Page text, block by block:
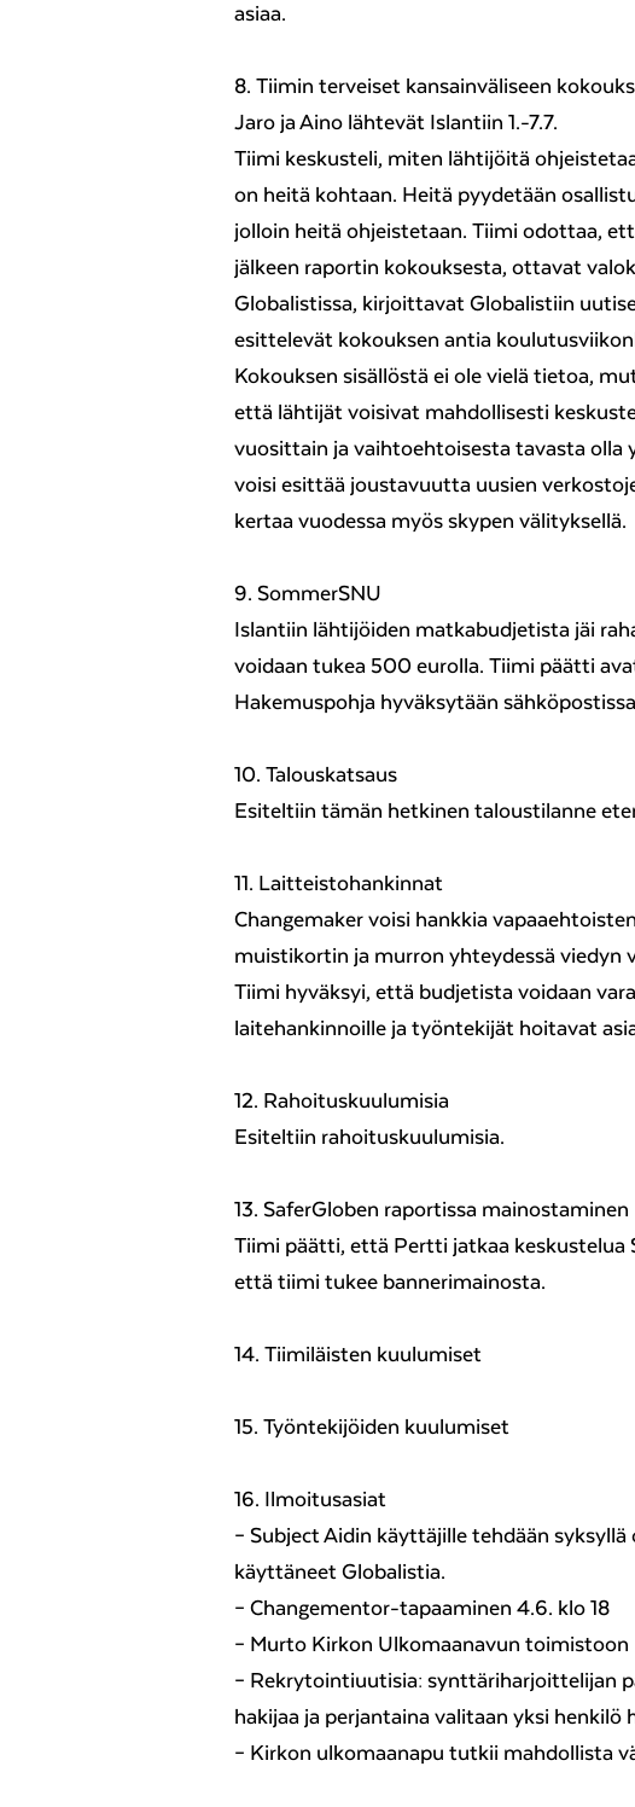
asiaa.
8. Tiimin terveiset kansainväliseen
Jaro ja Aino lähtevät Islantiin 1.-7.7.
Tiimi keskusteli, miten lähtijöitä
on heitä kohtaan. Heitä pyydetään
jolloin heitä ohjeistetaan. Tiimi odottaa,
jälkeen raportin kokouksesta, ottavat
Globalistissa, kirjoittavat Globalistiin
esittelevät kokouksen antia
Kokouksen sisällöstä ei ole vielä tietoa,
että lähtijät voisivat mahdollisesti
vuosittain ja vaihtoehtoisesta tavasta olla
voisi esittää joustavuutta uusien
kertaa vuodessa myös skypen välityksellä.
9. SommerSNU
Islantiin lähtijöiden matkabudjetista jäi
voidaan tukea 500 eurolla. Tiimi päätti
Hakemuspohja hyväksytään
10. Talouskatsaus
Esiteltiin tämän hetkinen taloustilanne
11. Laitteistohankinnat
Changemaker voisi hankkia
muistikortin ja murron yhteydessä viedyn
Tiimi hyväksyi, että budjetista voidaan
laitehankinnoille ja työntekijät hoitavat
12. Rahoituskuulumisia
Esiteltiin rahoituskuulumisia.
13. SaferGloben raportissa mainostaminen
Tiimi päätti, että Pertti jatkaa keskustelua
että tiimi tukee bannerimainosta.
14. Tiimiläisten kuulumiset
15. Työntekijöiden kuulumiset
16. Ilmoitusasiat
– Subject Aidin käyttäjille tehdään
käyttäneet Globalistia.
– Changementor-tapaaminen 4.6. klo 18
– Murto Kirkon Ulkomaanavun toimistoon
– Rekrytointiuutisia: synttäriharjoittelijan
hakijaa ja perjantaina valitaan yksi henkilö
– Kirkon ulkomaanapu tutkii mahdollista